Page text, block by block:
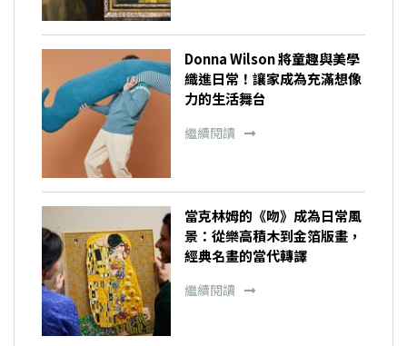
Donna Wilson 將童趣與美學
織進日常！讓家成為充滿想像
力的生活舞台
繼續閱讀
當克林姆的《吻》成為日常風
景：從樂高積木到金箔版畫，
經典名畫的當代轉譯
繼續閱讀